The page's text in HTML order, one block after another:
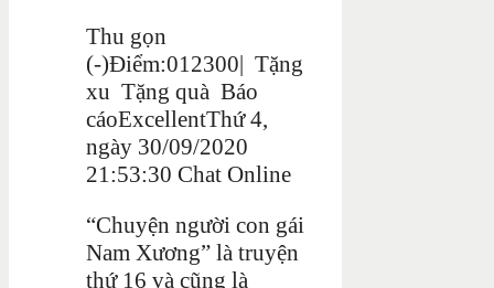
Thu gọn
(-)Điểm:01 2300| Tặng
xu Tặng quà Báo
cáoExcellentThứ 4,
ngày 30/09/2020
21:53:30 Chat Online
“Chuyện người con gái
Nam Xương” là truyện
thứ 16 và cũng là